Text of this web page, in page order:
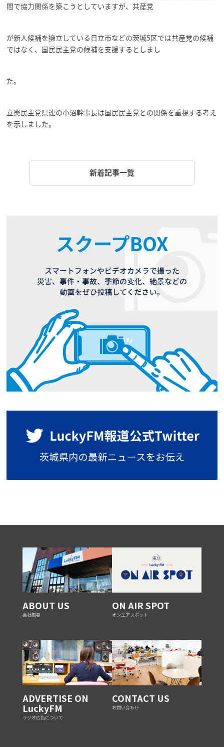
間で協力関係を築こうとしていますが、共産党
が新人候補を擁立している日立市などの茨城5区では共産党の候補
ではなく、国民民主党の候補を支援するとしまし
た。
立憲民主党県連の小沼幹事長は国民民主党との関係を重視する考え
を示しました。
新着記事一覧
ABOUT US
会社概要
ON AIR SPOT
オンエアスポット
ADVERTISE ON
LuckyFM
ラジオ広告について
CONTACT US
お問い合わせ